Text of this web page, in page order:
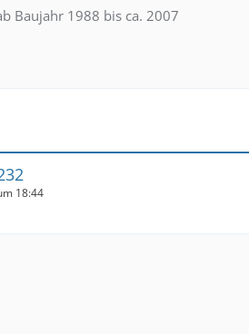
Baujahr 1988 bis ca. 2007
18:44